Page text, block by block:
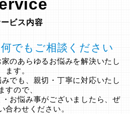
ビス内容
でもご相談ください
のあらゆるお悩みを解決いたし
ます。
でも、親切・丁寧に対応いたし
ますので、
お悩み事がございましたら、ぜ
合わせください。